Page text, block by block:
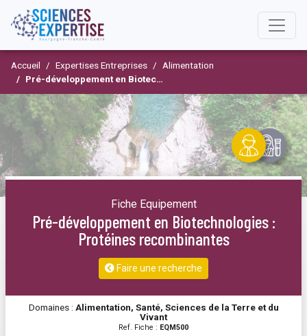
Accueil Expertises Entreprises
Alimentation
Pré-développement en Biotechnologies : Protéines recombinantes
Fiche Equipement
Pré-développement en Biotechnologies :
Protéines recombinantes
Faire une recherche
Domaines : Alimentation, Santé, Sciences de la Terre et du
Vivant
Ref. Fiche : EQM500